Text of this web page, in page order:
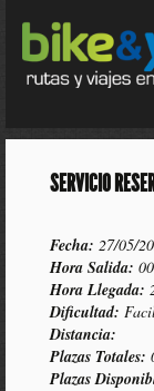
SERVICIO
Fecha: 27/05/
Hora Salida:
Hora Llegada:
Dificultad:
Distancia:
Plazas Totales:
Plazas